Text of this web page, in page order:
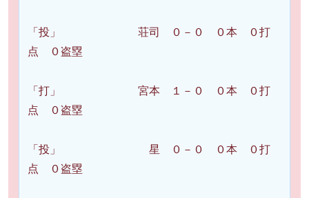
「投」 荘司 ０－０ ０本 ０打
点 ０盗塁
「打」 宮本 １－０ ０本 ０打
点 ０盗塁
「投」 星 ０－０ ０本 ０打
点 ０盗塁